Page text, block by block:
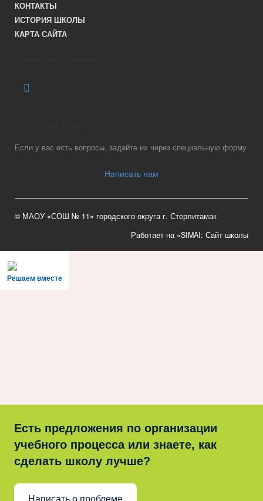
КОНТАКТЫ
ИСТОРИЯ ШКОЛЫ
КАРТА САЙТА
Если у вас есть вопросы, задайте их через специальную форму
Написать нам
© МАОУ «СОШ № 11» городского округа г. Стерлитамак
Работает на «SIMAI: Сайт школы
Решаем вместе
Есть предложения по организации
учебного процесса или знаете, как
сделать школу лучше?
Написать о проблеме